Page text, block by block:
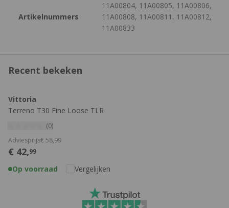
Artikelnummers
11A00804, 11A00805, 11A00806,
11A00808, 11A00811, 11A00812,
11A00833
Recent bekeken
Vittoria
Terreno T30 Fine Loose TLR
Gravel Buitenband
(0)
€ 42,99
Adviesprijs€ 58,99
Op voorraad Vergelijken